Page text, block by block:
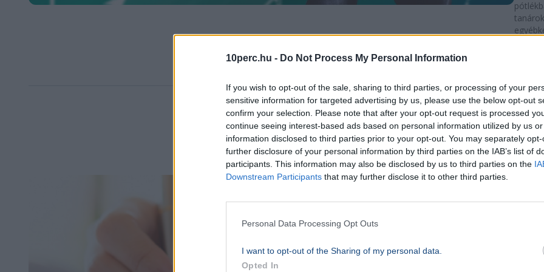
10perc.hu - Do Not Process My Personal Information
If you wish to opt-out of the sale, sharing to third parties, or processing of your
sensitive information for targeted advertising by us, please use the below opt-out
confirm your selection. Please note that after your opt-out request is processed
continue seeing interest-based ads based on personal information utilized by us
information disclosed to third parties prior to your opt-out. You may separately
further disclosure of your personal information by third parties on the IAB’s list of
participants. This information may also be disclosed by us to third parties on the
Downstream Participants that may further disclose it to other third parties.
Personal Data Processing Opt Outs
I want to opt-out of the Sharing of my personal data.
Opted In
a
ki a